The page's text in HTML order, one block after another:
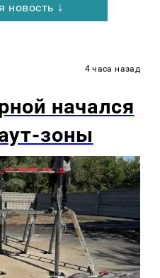
новость ↓
4 часа назад
начался
зоны